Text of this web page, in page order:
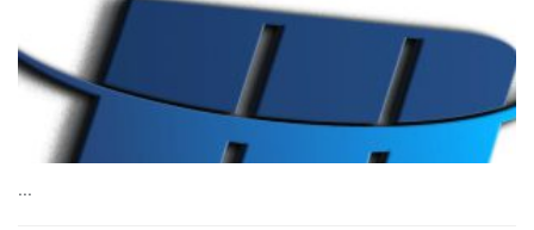
...